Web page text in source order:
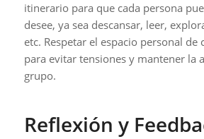
itinerario para que cada persona
desee, ya sea descansar, leer,
etc. Respetar el espacio personal de
para evitar tensiones y mantener la
grupo.
Reflexión y